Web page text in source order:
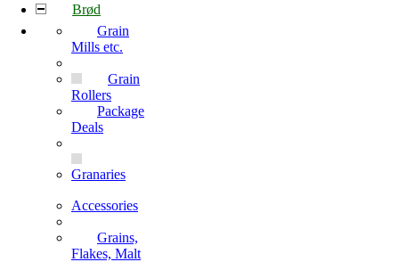
Brød
Grain
Mills etc.
Grain
Rollers
Package
Deals
Granaries
Accessories
Grains,
Flakes, Malt